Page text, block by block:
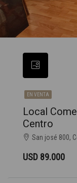
EN VENTA
Local
Centro
San josé 800,
USD 89.000